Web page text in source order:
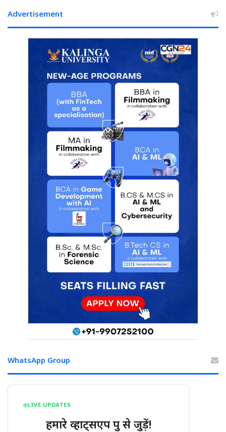
Advertisement
WhatsApp Group
LIVE UPDATES
हमारे व्हाट्सएप ग्रुप से जुड़ें!